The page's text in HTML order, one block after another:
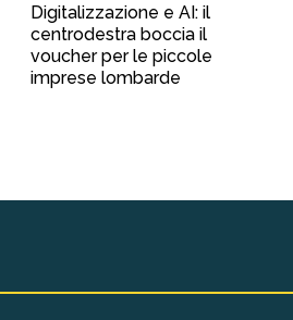
Digitalizzazione e AI: il
centrodestra boccia il
voucher per le piccole
imprese lombarde